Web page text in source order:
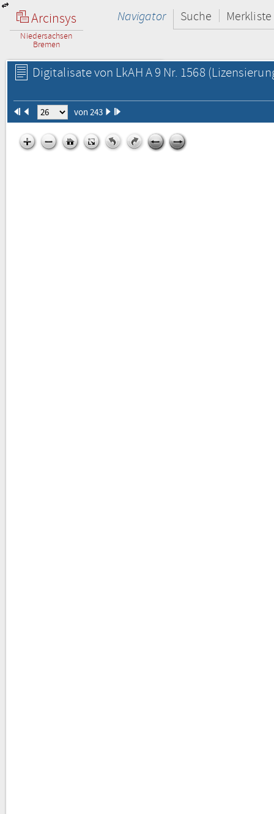
Arcinsys
Niedersachsen
Bremen
Navigator Suche Merkliste
Digitalisate von LkAH A 9 Nr. 1568
von 243